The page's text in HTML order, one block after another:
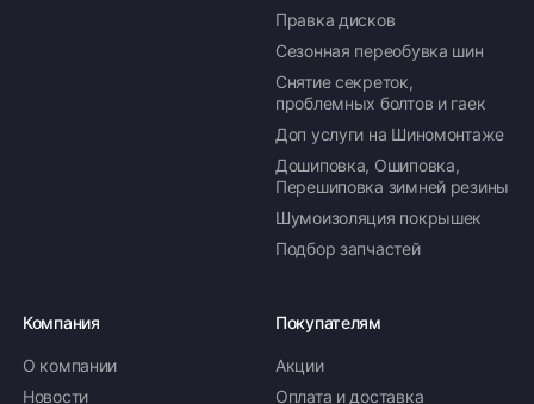
Правка дисков
Сезонная переобувка шин
Снятие секреток,
проблемных болтов и гаек
Доп услуги на Шиномонтаже
Дошиповка, Ошиповка,
Перешиповка зимней резины
Шумоизоляция покрышек
Подбор запчастей
Компания
О компании
Новости
Покупателям
Акции
Оплата и доставка